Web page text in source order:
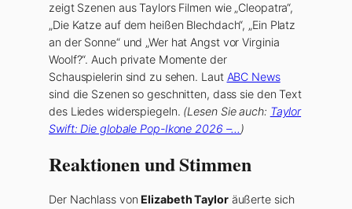
zeigt Szenen aus Taylors Filmen wie „Cleopatra“,
„Die Katze auf dem heißen Blechdach“, „Ein Platz
an der Sonne“ und „Wer hat Angst vor Virginia
Woolf?“. Auch private Momente der
Schauspielerin sind zu sehen. Laut ABC News
sind die Szenen so geschnitten, dass sie den Text
des Liedes widerspiegeln. (Lesen Sie auch: Taylor
Swift: Die globale Pop-Ikone 2026 –…)
Reaktionen und Stimmen
Der Nachlass vonElizabeth Tayloräußerte sich